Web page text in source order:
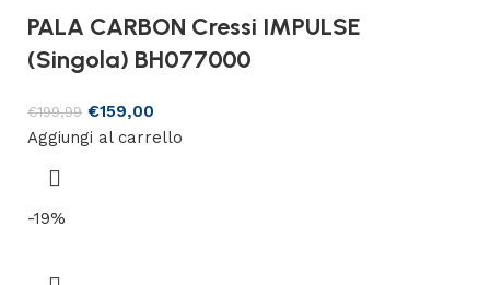
PALA CARBON Cressi IMPULSE
(Singola) BH077000
€199,99 €159,00
Aggiungi al carrello
-19%